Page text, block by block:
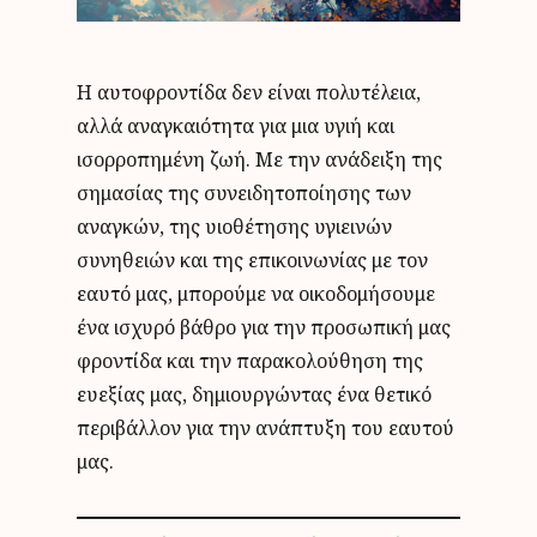
Η αυτοφροντίδα δεν είναι πολυτέλεια,
αλλά αναγκαιότητα για μια υγιή και
ισορροπημένη ζωή. Με την ανάδειξη της
σημασίας της συνειδητοποίησης των
αναγκών, της υιοθέτησης υγιεινών
συνηθειών και της επικοινωνίας με τον
εαυτό μας, μπορούμε να οικοδομήσουμε
ένα ισχυρό βάθρο για την προσωπική μας
φροντίδα και την παρακολούθηση της
ευεξίας μας, δημιουργώντας ένα θετικό
περιβάλλον για την ανάπτυξη του εαυτού
μας.